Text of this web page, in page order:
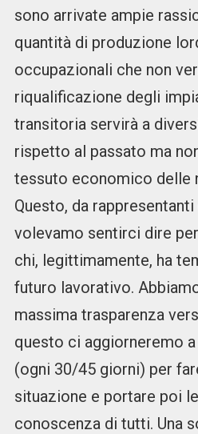
sono arrivate ampie
quantità di produzione
occupazionali che non
riqualificazione degli
transitoria servirà a
rispetto al passato ma
tessuto economico delle
Questo, da
volevamo sentirci dire
chi, legittimamente, ha
futuro lavorativo.
massima trasparenza
questo ci aggiorneremo
(ogni 30/45 giorni) per
situazione e portare poi
conoscenza di tutti. Una